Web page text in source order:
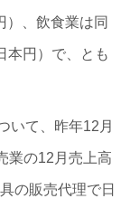
）、飲食業は同
本円）で、とも
いて、昨年12月
業の12月売上高
の販売代理で日